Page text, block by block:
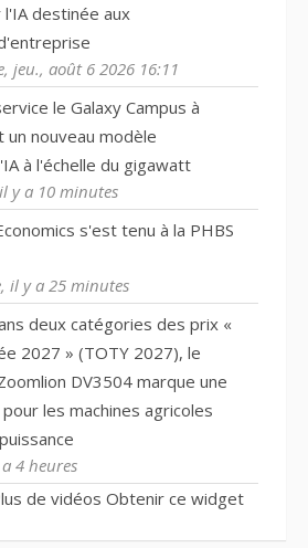
destinée aux
jeu., août 6 2026 16:11
le Galaxy Campus à
nouveau modèle
à l'échelle du gigawatt
y a 10 minutes
s'est tenu à la PHBS
il y a 25 minutes
deux catégories des prix «
2027 » (TOTY 2027), le
DV3504 marque une
les machines agricoles
4 heures
de vidéos Obtenir ce widget